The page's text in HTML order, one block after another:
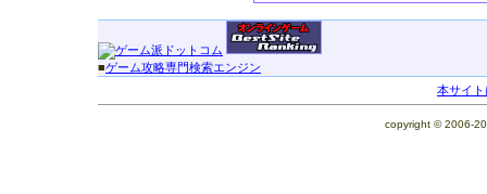
■ゲーム攻略専門検索エンジン
本サイ
copyright © 2006-